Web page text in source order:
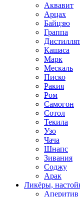
Аквавит
Арцах
Байцзю
Граппа
Дистиллят
Кашаса
Марк
Мескаль
Писко
Ракия
Ром
Самогон
Сотол
Текила
Узо
Чача
Шнапс
Зивания
Соджу
Арак
Ликёры,
Аперитив